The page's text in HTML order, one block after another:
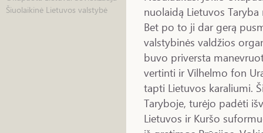
Šiuolaikinė Lietuvos valstybė
nuolaidą Lietuvos
Bet po to ji dar gerą
valstybinės valdžios
buvo priversta
vertinti ir Vilhelmo fon
tapti Lietuvos karaliumi.
Taryboje, turėjo padėti
Lietuvos ir Kuršo